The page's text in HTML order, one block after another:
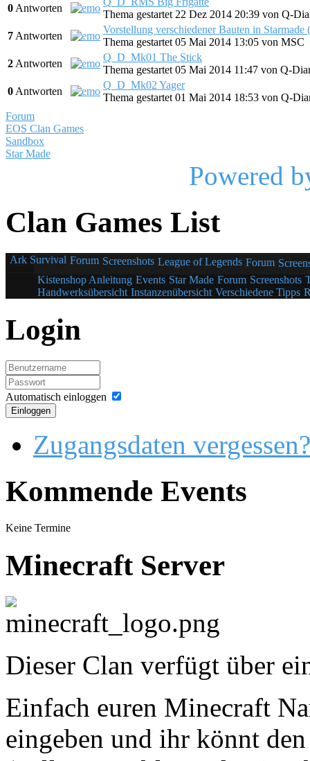
0 Antworten
Thema gestartet 22 Dez 2014 20:39 von Q-
7 Antworten
Vorstellung verschiedener Bauten in Starmade
Thema gestartet 05 Mai 2014 13:05 von MSC
2 Antworten
Q_D_Mk01 The Stick
Thema gestartet 05 Mai 2014 11:47 von Q-
0 Antworten
Q_D_Mk02 Yager
Thema gestartet 01 Mai 2014 18:53 von Q-
Forum
EOS Clan Games
Sandbox
Star Made
Powered
Clan Games List
Ark Survival Forum Screenshots League of Legends Forum
Kistenshop Anleitung Events Star Made Forum Screenshots
Handwerksübersicht Instanzenübersicht Verschiedene Tipps
Login
Automatisch einloggen
Einloggen
Zugangsdaten vergessen?
Kommende Events
Keine Termine
Minecraft Server
Dieser Clan verfügt über
Einfach euren Minecraft
eingeben und ihr könnt